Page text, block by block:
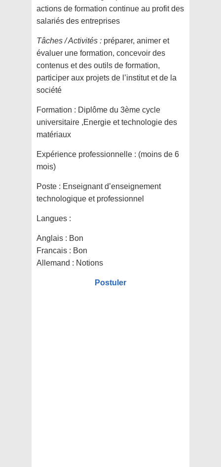
actions de formation continue au profit des
salariés des entreprises
Tâches / Activités : préparer, animer et
évaluer une formation, concevoir des
contenus et des outils de formation,
participer aux projets de l’institut et de la
société
Formation : Diplôme du 3ème cycle
universitaire ,Energie et technologie des
matériaux
Expérience professionnelle : (moins de 6
mois)
Poste : Enseignant d’enseignement
technologique et professionnel
Langues :
Anglais : Bon
Francais : Bon
Allemand : Notions
Postuler